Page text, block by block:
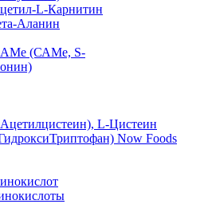
L-Карнитин
Аланин
(САМе, S-
L-Цистеин
Now Foods